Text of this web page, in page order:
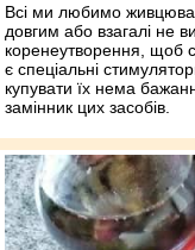
Всі ми любимо
довгим або взагалі не
коренеутворення, щоб
є спеціальні
купувати їх нема
замінник цих засобів.